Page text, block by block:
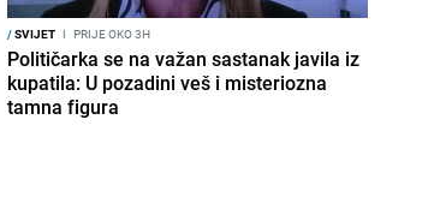
/SVIJET I PRIJE OKO 3H
Političarka se na važan sastanak javila iz
kupatila: U pozadini veš i misteriozna
tamna figura